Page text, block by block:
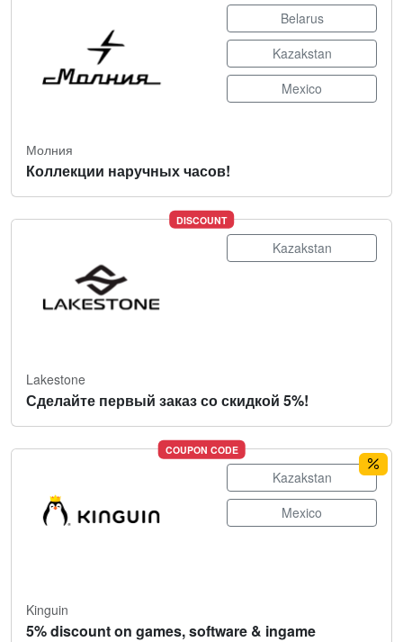
Belarus
Kazakstan
Mexico
Молния
Коллекции наручных часов!
DISCOUNT
Kazakstan
Lakestone
Сделайте первый заказ со скидкой 5%!
COUPON CODE
Kazakstan
Mexico
Kinguin
5% discount on games, software & ingame